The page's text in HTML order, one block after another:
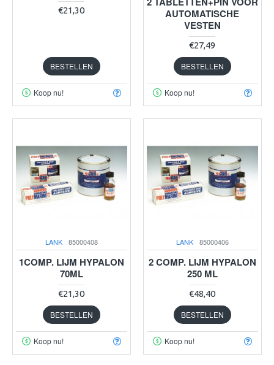
€21,30
BESTELLEN
Koop nu!
AUTOMATISCHE
VESTEN
€27,49
BESTELLEN
Koop nu!
LANK 85000408
1COMP. LIJM HYPALON
70ML
€21,30
BESTELLEN
Koop nu!
LANK 85000406
2 COMP. LIJM HYPALON
250 ML
€48,40
BESTELLEN
Koop nu!